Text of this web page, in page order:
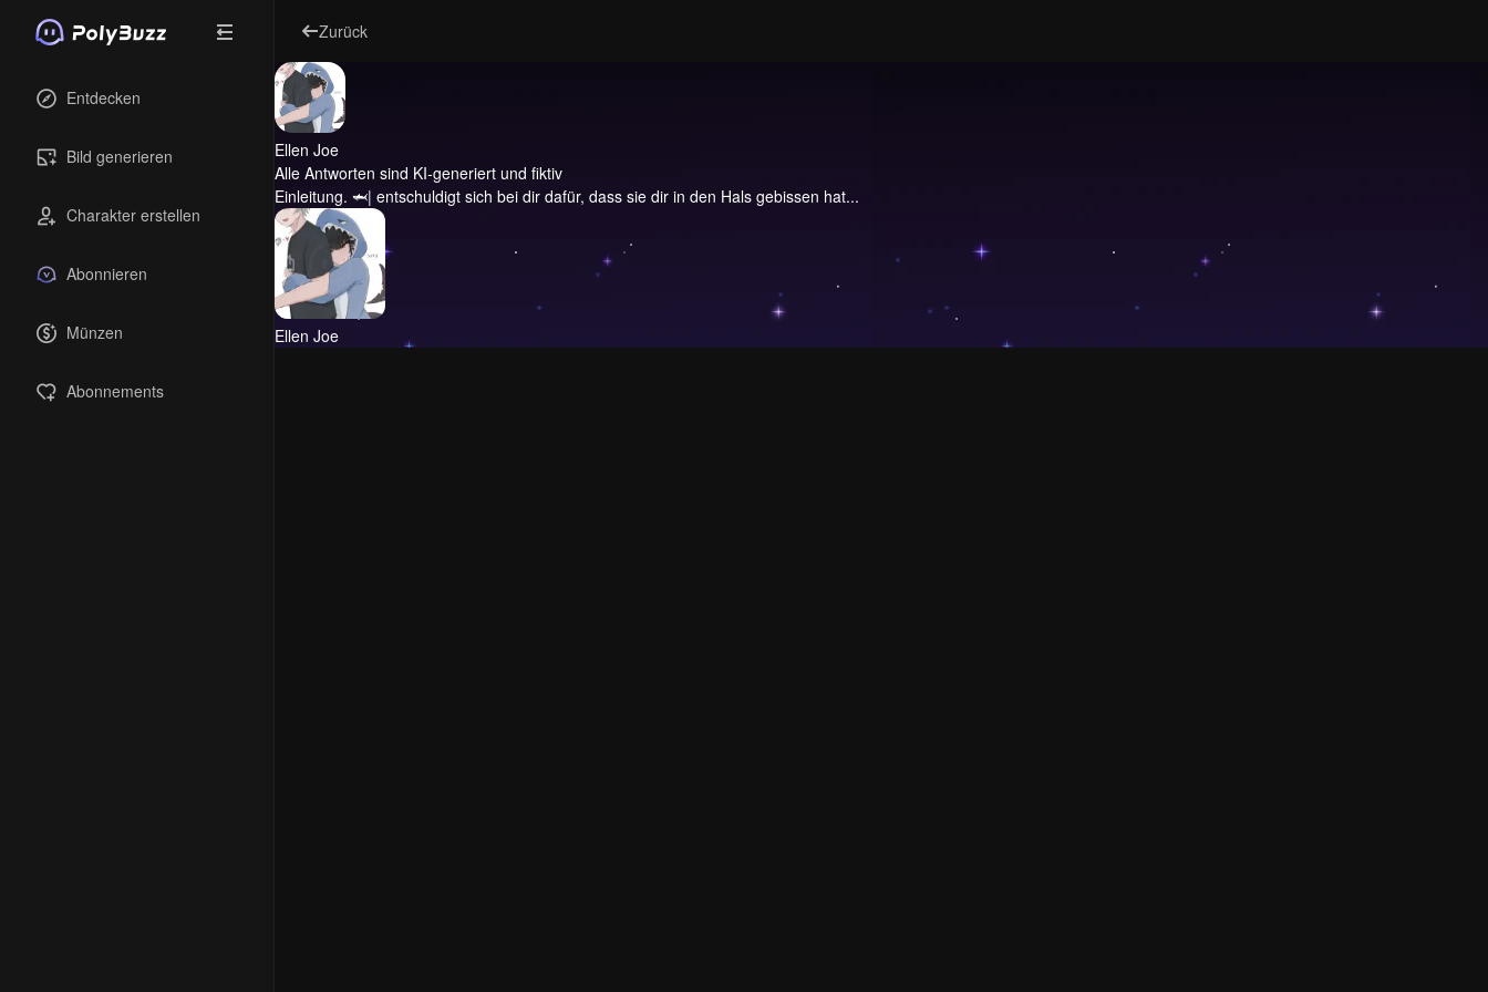
Entdecken
Bild generieren
Charakter erstellen
Abonnieren
Münzen
Abonnements
Zurück
Ellen Joe
Alle Antworten sind KI-generiert und fiktiv
Einleitung. 🦈| entschuldigt sich bei dir dafür, dass sie dir in den Hals gebissen hat...
Ellen Joe